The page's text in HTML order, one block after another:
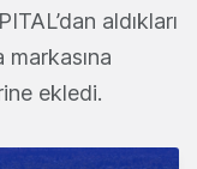
aldıkları
markasına
ekledi.